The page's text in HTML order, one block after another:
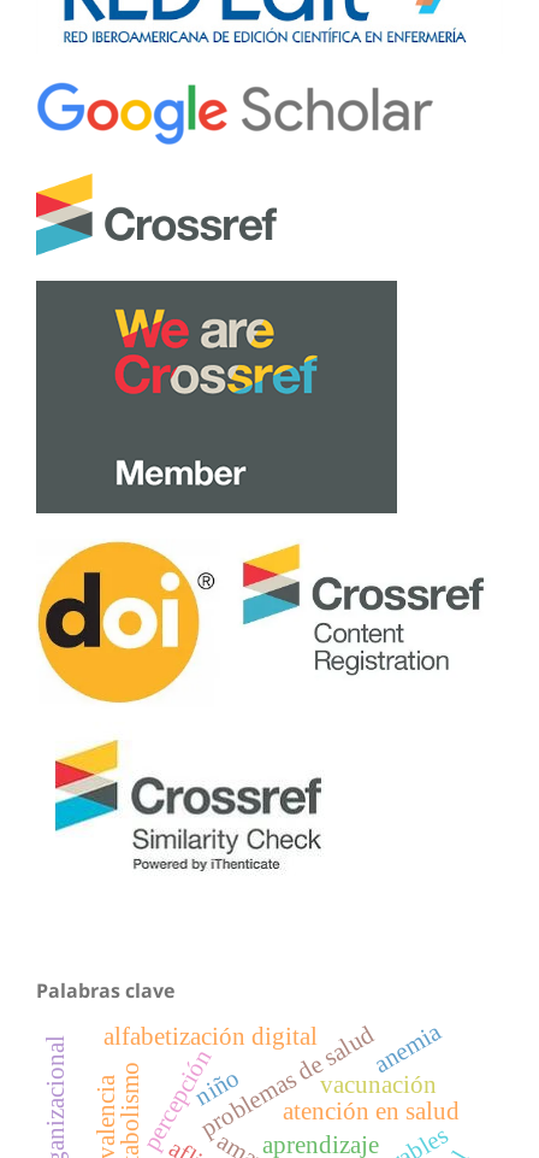
Palabras clave
atención en salud
percepciónproblemas de salud
metabolismo aprendizaje
alfabetización digital
vacunación
niño
anemia
prevalencia